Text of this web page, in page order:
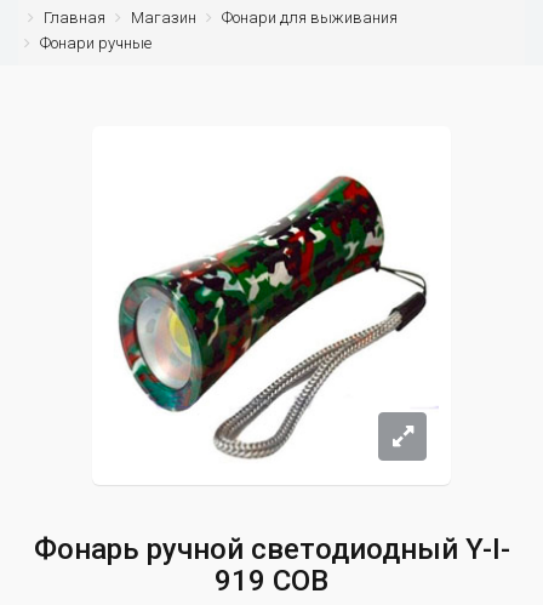
Главная Магазин
Фонари для выживания
Фонари ручные
Фонарь ручной светодиодный Y-I-
919 COB